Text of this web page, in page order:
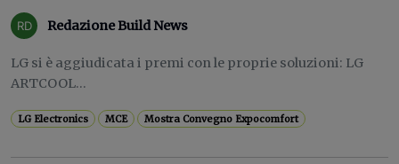
Redazione Build News
LG si è aggiudicata i premi con le proprie soluzioni: LG
ARTCOOL...
LG Electronics MCE Mostra Convegno Expocomfort